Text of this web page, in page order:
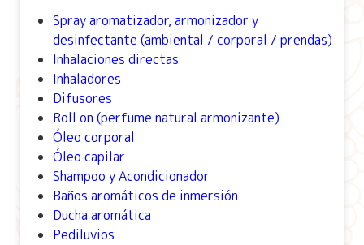
Spray aromatizador, armonizador y
desinfectante (ambiental / corporal / prendas)
Inhalaciones directas
Inhaladores
Difusores
Roll on (perfume natural armonizante)
Óleo corporal
Óleo capilar
Shampoo y Acondicionador
Baños aromáticos de inmersión
Ducha aromática
Pediluvios